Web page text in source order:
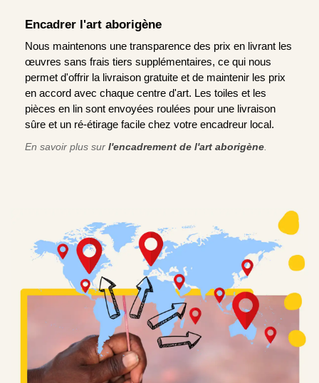
Encadrer l'art aborigène
Nous maintenons une transparence des prix en livrant les
œuvres sans frais tiers supplémentaires, ce qui nous
permet d'offrir la livraison gratuite et de maintenir les prix
en accord avec chaque centre d'art. Les toiles et les
pièces en lin sont envoyées roulées pour une livraison
sûre et un ré-étirage facile chez votre encadreur local.
En savoir plus sur l'encadrement de l'art aborigène